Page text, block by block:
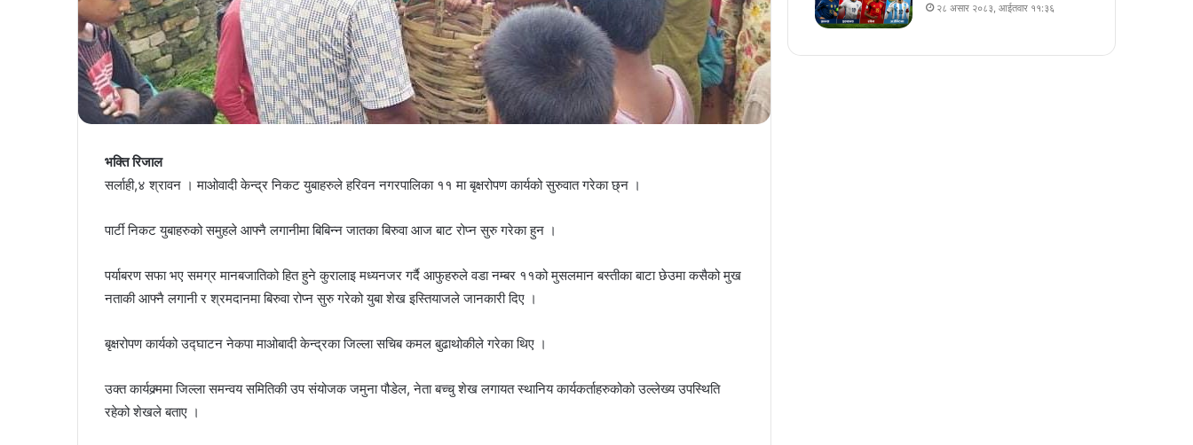
भक्ति रिजाल
सर्लाही,४ श्रावन । माओवादी केन्द्र निकट युबाहरुले हरिवन नगरपालिका ११ मा बृक्षरोपण कार्यको सुरुवात गरेका छ्न ।
पार्टी निकट युबाहरुको समुहले आफ्नै लगानीमा बिबिन्न जातका बिरुवा आज बाट रोप्न सुरु गरेका हुन ।
पर्याबरण सफा भए समग्र मानबजातिको हित हुने कुरालाइ मध्यनजर गर्दै आफुहरुले वडा नम्बर ११को मुसलमान बस्तीका बाटा छेउमा कसैको मुख
नताकी आफ्नै लगानी र श्रमदानमा बिरुवा रोप्न सुरु गरेको युबा शेख इस्तियाजले जानकारी दिए ।
बृक्षरोपण कार्यको उद्घाटन नेकपा माओबादी केन्द्रका जिल्ला सचिब कमल बुढाथोकीले गरेका थिए ।
उक्त कार्यक्र्ममा जिल्ला समन्वय समितिकी उप संयोजक जमुना पौडेल, नेता बच्चु शेख लगायत स्थानिय कार्यकर्ताहरुकोको उल्लेख्य उपस्थिति
रहेको शेखले बताए ।
२८ असार २०८३, आईतवार ११:३६